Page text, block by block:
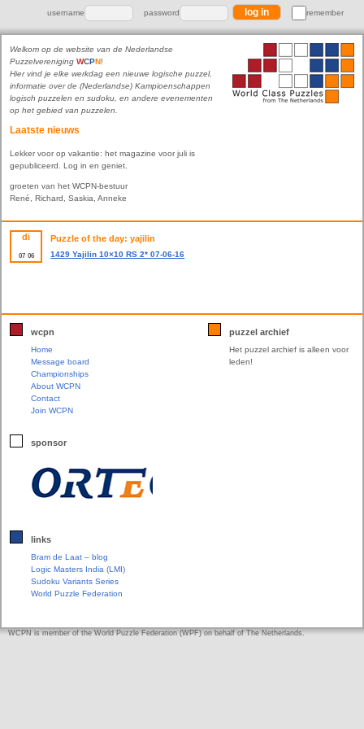
username password remember
Welkom op de website van de Nederlandse
Puzzelvereniging WCPN!
Hier vind je elke werkdag een nieuwe logische puzzel,
informatie over de (Nederlandse) Kampioenschappen
logisch puzzelen en sudoku, en andere evenementen
op het gebied van puzzelen.
Laatste nieuws
Lekker voor op vakantie: het magazine voor juli is
gepubliceerd. Log in en geniet.
groeten van het WCPN-bestuur
René, Richard, Saskia, Anneke
di
07 06
Puzzle of the day: yajilin
1429 Yajilin 10×10 RS 2* 07-06-16
wcpn
Home
Message board
Championships
About WCPN
Contact
Join WCPN
sponsor
links
Bram de Laat – blog
Logic Masters India (LMI)
Sudoku Variants Series
World Puzzle Federation
puzzel archief
Het puzzel archief is alleen voor
leden!
WCPN is member of the World Puzzle Federation (WPF) on behalf of The Netherlands.